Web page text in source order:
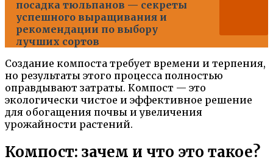
посадка тюльпанов — секреты
успешного выращивания и
рекомендации по выбору
лучших сортов
Создание компоста требует времени и терпения,
но результаты этого процесса полностью
оправдывают затраты. Компост — это
экологически чистое и эффективное решение
для обогащения почвы и увеличения
урожайности растений.
Компост: зачем и что это такое?